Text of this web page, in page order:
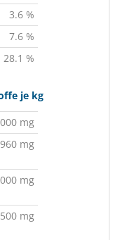
3.6 %
7.6 %
28.1 %
je kg
mg
960 mg
mg
mg